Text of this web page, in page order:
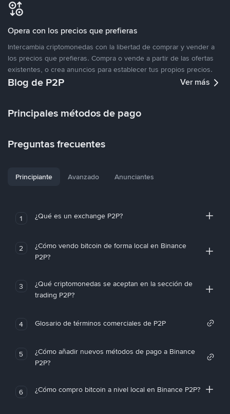
Opera con los precios que prefieras
Intercambia criptomonedas con la libertad de comprar y vender a
los precios que prefieras. Compra o vende a partir de las ofertas
existentes, o crea anuncios para establecer tus propios precios.
Blog de P2P Ver más
Principales métodos de pago
Preguntas frecuentes
Principiante Avanzado Anunciantes
1 ¿Qué es un exchange P2P?
2
¿Cómo vendo bitcoin de forma local en Binance
P2P?
3
¿Qué criptomonedas se aceptan en la sección de
trading P2P?
4 Glosario de términos comerciales de P2P
5
¿Cómo añadir nuevos métodos de pago a Binance
P2P?
6 ¿Cómo compro bitcoin a nivel local en Binance P2P?